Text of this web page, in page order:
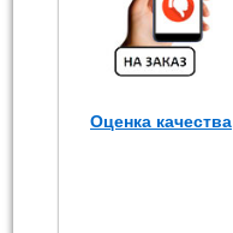
Оценка качества